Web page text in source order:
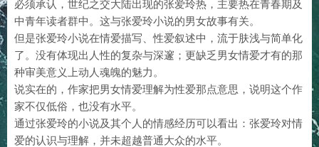
必须承认，世纪之交大陆出现的张爱玲热，主要热在青春期及
中青年读者群中。这与张爱玲小说的男女故事有关。
但是张爱玲小说在情爱描写、性爱叙述中，流于肤浅与简单化
了。没有体现出人性的复杂与深邃；更缺乏男女情爱才有的那
种审美意义上动人魂魄的魅力。
说实在的，作家把男女情爱理解为性爱那点意思，说明这个作
家不仅低俗，也没有水平。
通过张爱玲的小说及其个人的情感经历可以看出：张爱玲对情
爱的认识与理解，并未超越普通大众的水平。